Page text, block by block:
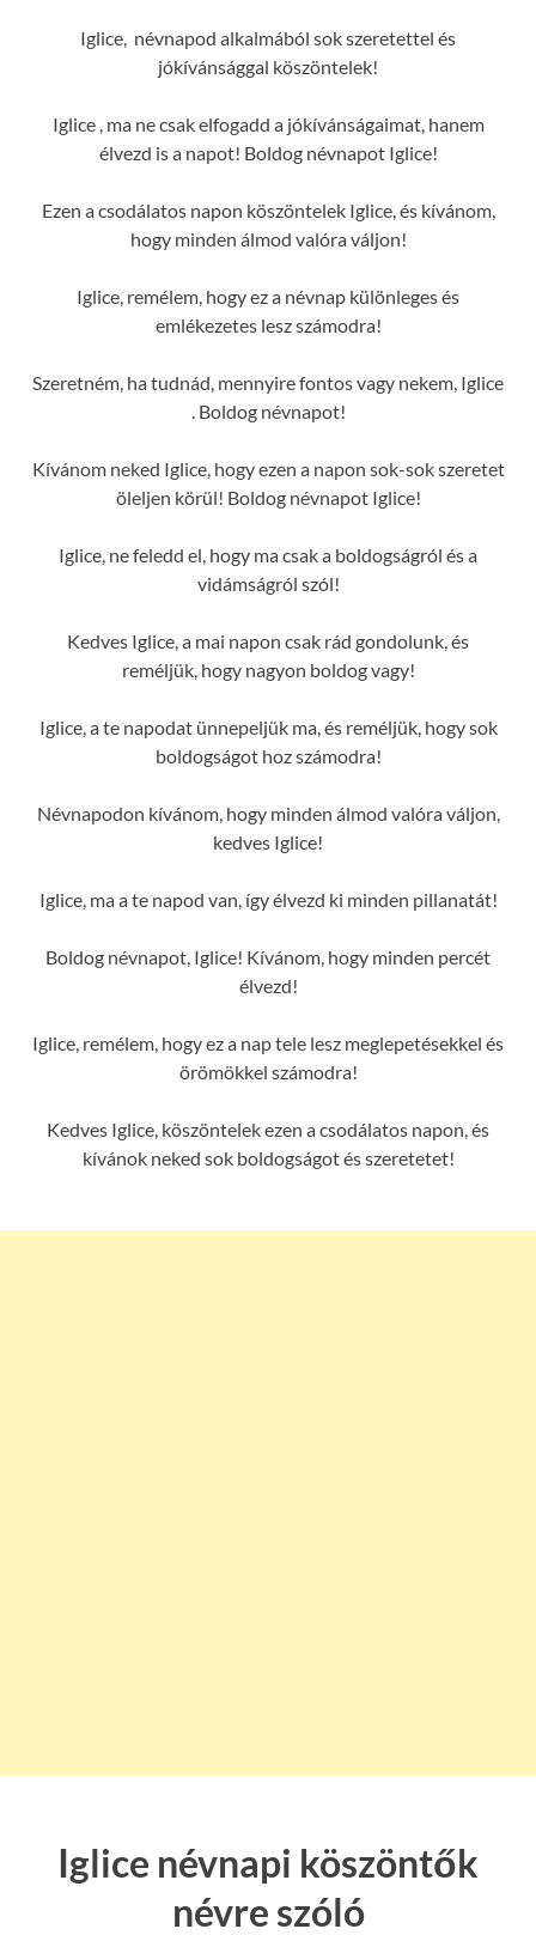
Iglice, névnapod alkalmából sok szeretettel és
jókívánsággal köszöntelek!
Iglice , ma ne csak elfogadd a jókívánságaimat, hanem
élvezd is a napot! Boldog névnapot Iglice!
Ezen a csodálatos napon köszöntelek Iglice, és kívánom,
hogy minden álmod valóra váljon!
Iglice, remélem, hogy ez a névnap különleges és
emlékezetes lesz számodra!
Szeretném, ha tudnád, mennyire fontos vagy nekem, Iglice
. Boldog névnapot!
Kívánom neked Iglice, hogy ezen a napon sok-sok szeretet
öleljen körül! Boldog névnapot Iglice!
Iglice, ne feledd el, hogy ma csak a boldogságról és a
vidámságról szól!
Kedves Iglice, a mai napon csak rád gondolunk, és
reméljük, hogy nagyon boldog vagy!
Iglice, a te napodat ünnepeljük ma, és reméljük, hogy sok
boldogságot hoz számodra!
Névnapodon kívánom, hogy minden álmod valóra váljon,
kedves Iglice!
Iglice, ma a te napod van, így élvezd ki minden pillanatát!
Boldog névnapot, Iglice! Kívánom, hogy minden percét
élvezd!
Iglice, remélem, hogy ez a nap tele lesz meglepetésekkel és
örömökkel számodra!
Kedves Iglice, köszöntelek ezen a csodálatos napon, és
kívánok neked sok boldogságot és szeretetet!
Iglice névnapi köszöntők
névre szóló